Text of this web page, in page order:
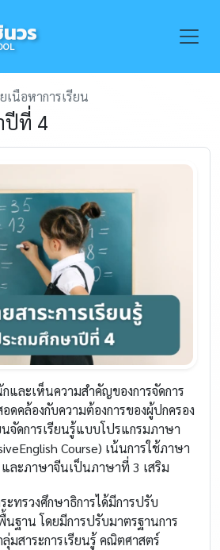
วร
เนื้อหาการเรียน
ปีที่ 4
และเห็นความสำคัญของการจัดการ
คล้องกับความต้องการของผู้ปกครอง
จัดการเรียนรู้แบบโปรแกรมภาษา
Course) เน้นการใช้ภาษา
และภาษาจีนเป็นภาษาที่ 3 เสริม
ะทรวงศึกษาธิการได้มีการปรับ
ฐาน โดยมีการปรับมาตรฐานการ
มสาระการเรียนรู้ คณิตศาสตร์